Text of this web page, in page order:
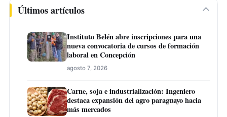
Últimos artículos
Instituto Belén abre inscripciones para una
nueva convocatoria de cursos de formación
laboral en Concepción
agosto 7, 2026
Carne, soja e industrialización: Ingeniero
destaca expansión del agro paraguayo hacia
más mercados